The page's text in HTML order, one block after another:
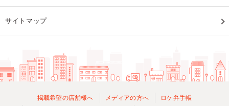
サイトマップ
掲載希望の店舗様へ メディアの方へ
ロケ弁手帳